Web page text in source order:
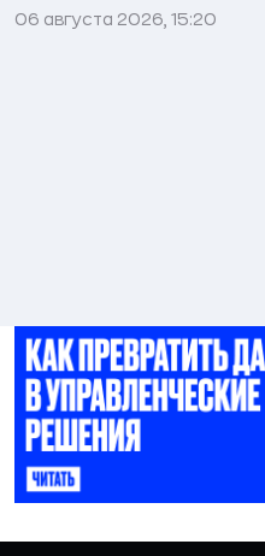
06 августа 2026, 15:20